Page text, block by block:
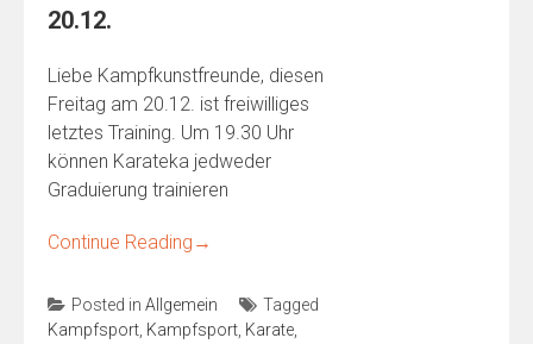
20.12.
Liebe Kampfkunstfreunde, diesen
Freitag am 20.12. ist freiwilliges
letztes Training. Um 19.30 Uhr
können Karateka jedweder
Graduierung trainieren
Continue Reading →
Posted in Allgemein
Tagged
Kampfsport Kampfsport Karate